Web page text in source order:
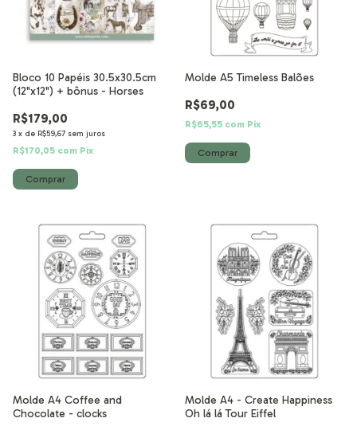
Bloco 10 Papéis 30.5x30.5cm
(12"x12") + bônus - Horses
R$179,00
3 x de R$59,67 sem juros
R$170,05 com Pix
Molde A5 Timeless Balões
R$69,00
R$65,55 com Pix
Molde A4 Coffee and
Chocolate - clocks
Molde A4 - Create Happiness
Oh lá lá Tour Eiffel